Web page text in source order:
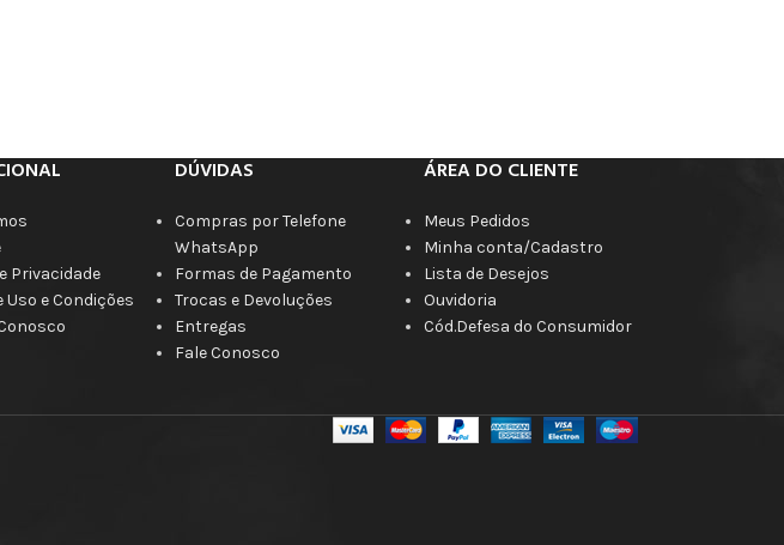
Privacidade
Uso e Condições
DÚVIDAS
Compras por Telefone
WhatsApp
Formas de Pagamento
Trocas e Devoluções
Entregas
Fale Conosco
ÁREA DO CLIENTE
Meus Pedidos
Minha conta/Cadastro
Lista de Desejos
Ouvidoria
Cód.Defesa do Consumidor